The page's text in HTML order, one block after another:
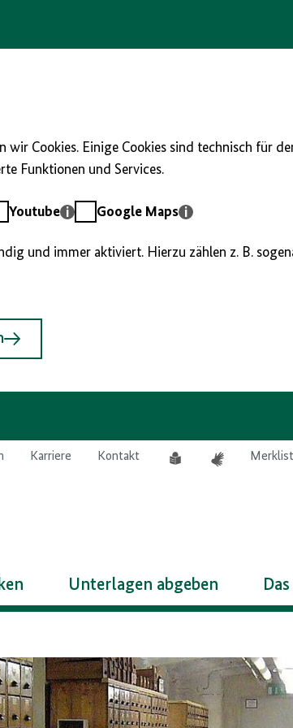
wir Cookies. Einige Cookies sind technisch für
Funktionen und Services.
Youtube
GoogleGoogle Maps
und immer aktiviert. Hierzu zählen z. B.
Karriere Kontakt
Leichte
Unterlagen abgeben